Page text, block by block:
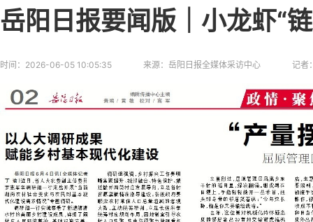
岳阳日报要闻版｜小龙虾“
时间： 2026-06-05 10:05:35 来源： 岳阳日报全媒体采访中心 记者